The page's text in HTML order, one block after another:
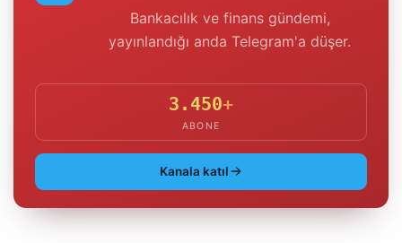
Bankacılık ve finans gündemi,
yayınlandığı anda Telegram'a düşer.
3.450+
ABONE
Kanala katıl